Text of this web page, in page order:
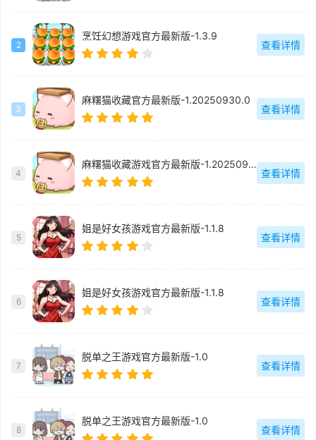
2
烹饪幻想游戏官方最新版-1.3.9
查看详情
3
麻糬猫收藏官方最新版-1.20250930.0
查看详情
4
麻糬猫收藏游戏官方最新版-1.20250930.0
查看详情
5
姐是好女孩游戏官方最新版-1.1.8
查看详情
6
姐是好女孩游戏官方最新版-1.1.8
查看详情
7
脱单之王游戏官方最新版-1.0
查看详情
8
脱单之王游戏官方最新版-1.0
查看详情